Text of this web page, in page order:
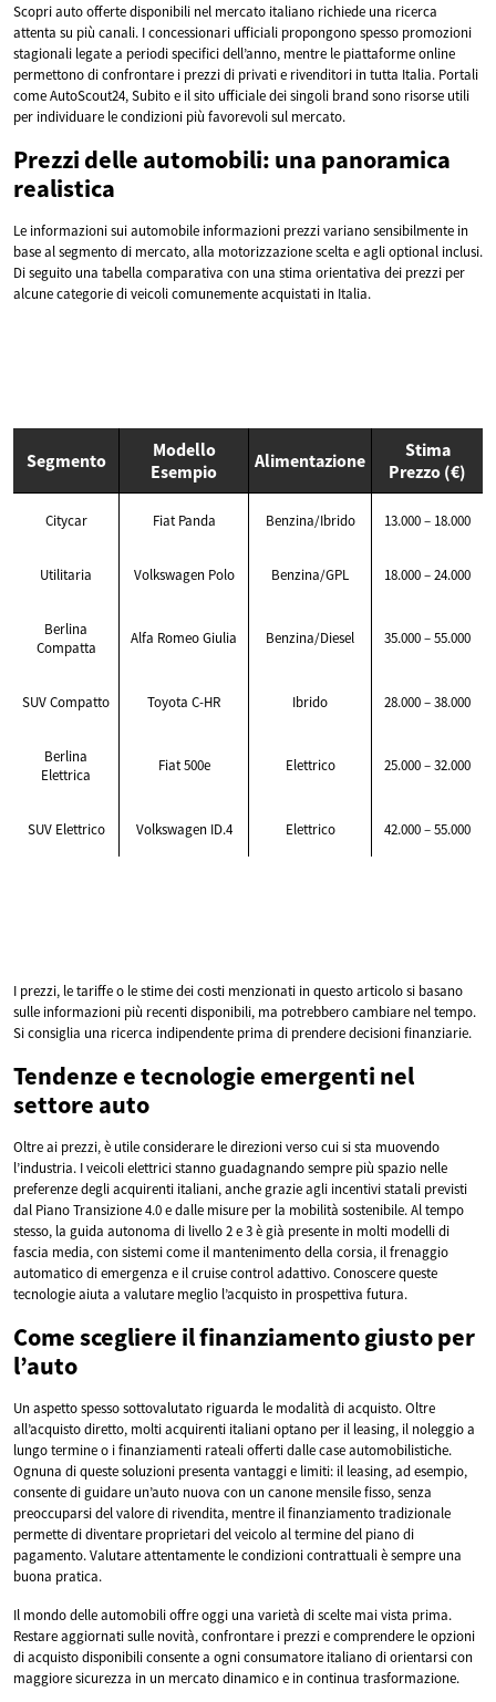
Scopri auto offerte disponibili nel mercato italiano richiede una ricerca
attenta su più canali. I concessionari ufficiali propongono spesso promozioni
stagionali legate a periodi specifici dell’anno, mentre le piattaforme online
permettono di confrontare i prezzi di privati e rivenditori in tutta Italia. Portali
come AutoScout24, Subito e il sito ufficiale dei singoli brand sono risorse utili
per individuare le condizioni più favorevoli sul mercato.
Prezzi delle automobili: una panoramica
realistica
Le informazioni sui automobile informazioni prezzi variano sensibilmente in
base al segmento di mercato, alla motorizzazione scelta e agli optional inclusi.
Di seguito una tabella comparativa con una stima orientativa dei prezzi per
alcune categorie di veicoli comunemente acquistati in Italia.
Segmento
Modello
Esempio
Alimentazione
Stima
Prezzo (€)
Citycar Fiat Panda Benzina/Ibrido 13.000 – 18.000
Utilitaria Volkswagen Polo Benzina/GPL 18.000 – 24.000
Berlina
Compatta
Alfa Romeo Giulia Benzina/Diesel 35.000 – 55.000
SUV Compatto Toyota C-HR Ibrido 28.000 – 38.000
Berlina
Elettrica
Fiat 500e Elettrico 25.000 – 32.000
SUV Elettrico Volkswagen ID.4 Elettrico 42.000 – 55.000
I prezzi, le tariffe o le stime dei costi menzionati in questo articolo si basano
sulle informazioni più recenti disponibili, ma potrebbero cambiare nel tempo.
Si consiglia una ricerca indipendente prima di prendere decisioni finanziarie.
Tendenze e tecnologie emergenti nel
settore auto
Oltre ai prezzi, è utile considerare le direzioni verso cui si sta muovendo
l’industria. I veicoli elettrici stanno guadagnando sempre più spazio nelle
preferenze degli acquirenti italiani, anche grazie agli incentivi statali previsti
dal Piano Transizione 4.0 e dalle misure per la mobilità sostenibile. Al tempo
stesso, la guida autonoma di livello 2 e 3 è già presente in molti modelli di
fascia media, con sistemi come il mantenimento della corsia, il frenaggio
automatico di emergenza e il cruise control adattivo. Conoscere queste
tecnologie aiuta a valutare meglio l’acquisto in prospettiva futura.
Come scegliere il finanziamento giusto per
l’auto
Un aspetto spesso sottovalutato riguarda le modalità di acquisto. Oltre
all’acquisto diretto, molti acquirenti italiani optano per il leasing, il noleggio a
lungo termine o i finanziamenti rateali offerti dalle case automobilistiche.
Ognuna di queste soluzioni presenta vantaggi e limiti: il leasing, ad esempio,
consente di guidare un’auto nuova con un canone mensile fisso, senza
preoccuparsi del valore di rivendita, mentre il finanziamento tradizionale
permette di diventare proprietari del veicolo al termine del piano di
pagamento. Valutare attentamente le condizioni contrattuali è sempre una
buona pratica.
Il mondo delle automobili offre oggi una varietà di scelte mai vista prima.
Restare aggiornati sulle novità, confrontare i prezzi e comprendere le opzioni
di acquisto disponibili consente a ogni consumatore italiano di orientarsi con
maggiore sicurezza in un mercato dinamico e in continua trasformazione.